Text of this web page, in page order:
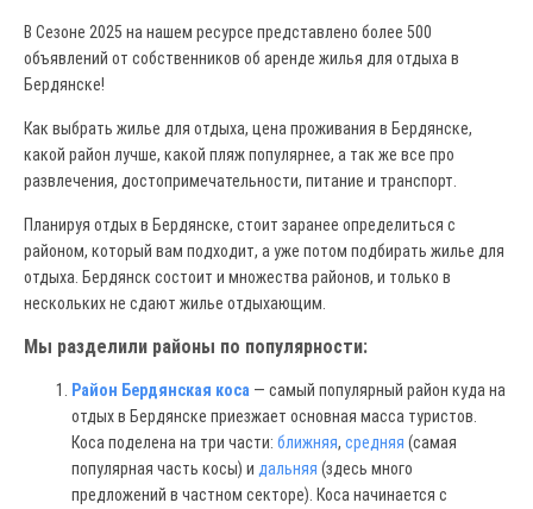
В Сезоне 2025 на нашем ресурсе представлено более 500
объявлений от собственников об аренде жилья для отдыха в
Бердянске!
Как выбрать жилье для отдыха, цена проживания в Бердянске,
какой район лучше, какой пляж популярнее, а так же все про
развлечения, достопримечательности, питание и транспорт.
Планируя отдых в Бердянске, стоит заранее определиться с
районом, который вам подходит, а уже потом подбирать жилье для
отдыха. Бердянск состоит и множества районов, и только в
нескольких не сдают жилье отдыхающим.
Мы разделили районы по популярности:
Район Бердянская коса — самый популярный район куда на
отдых в Бердянске приезжает основная масса туристов.
Коса поделена на три части: ближняя, средняя (самая
популярная часть косы) и дальняя (здесь много
предложений в частном секторе). Коса начинается с